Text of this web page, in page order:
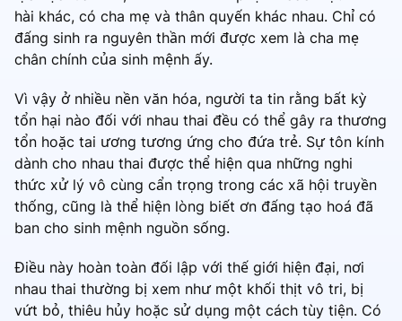
hài khác, có cha mẹ và thân quyến khác nhau. Chỉ có
đấng sinh ra nguyên thần mới được xem là cha mẹ
chân chính của sinh mệnh ấy.
Vì vậy ở nhiều nền văn hóa, người ta tin rằng bất kỳ
tổn hại nào đối với nhau thai đều có thể gây ra thương
tổn hoặc tai ương tương ứng cho đứa trẻ. Sự tôn kính
dành cho nhau thai được thể hiện qua những nghi
thức xử lý vô cùng cẩn trọng trong các xã hội truyền
thống, cũng là thể hiện lòng biết ơn đấng tạo hoá đã
ban cho sinh mệnh nguồn sống.
Điều này hoàn toàn đối lập với thế giới hiện đại, nơi
nhau thai thường bị xem như một khối thịt vô tri, bị
vứt bỏ, thiêu hủy hoặc sử dụng một cách tùy tiện. Có